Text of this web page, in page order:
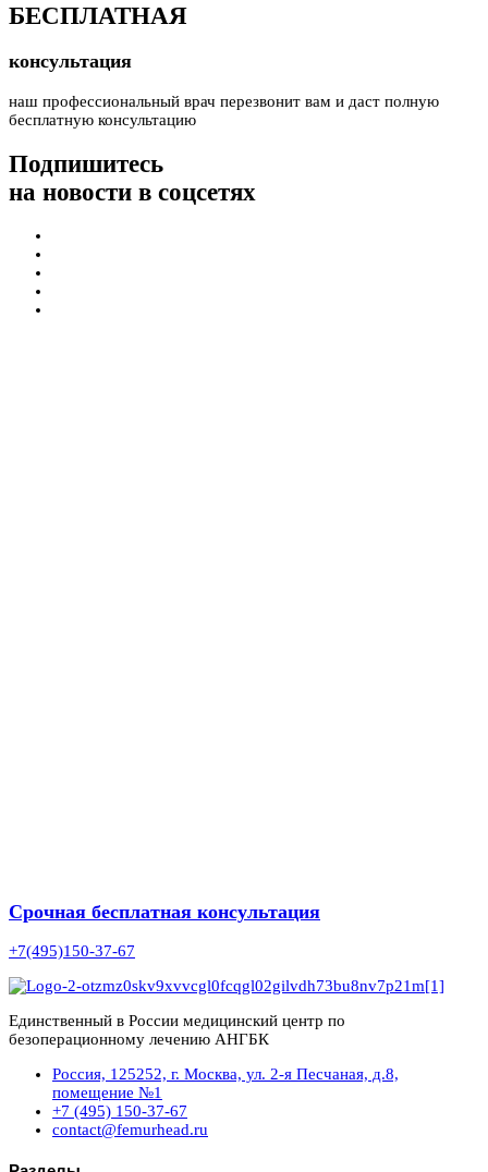
БЕСПЛАТНАЯ
консультация
наш профессиональный врач перезвонит вам и даст полную
бесплатную консультацию
Подпишитесь
на новости в соцсетях
Срочная бесплатная консультация
+7(495)150-37-67
Единственный в России медицинский центр по
безоперационному лечению АНГБК
Россия, 125252, г. Москва, ул. 2-я Песчаная, д.8,
помещение №1
+7 (495) 150-37-67
contact@femurhead.ru